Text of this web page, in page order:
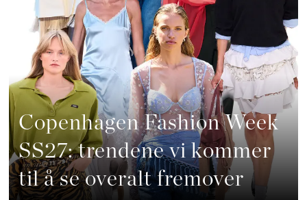
Copenhagen Fashion Week
SS27: trendene vi kommer
til å se overalt fremover